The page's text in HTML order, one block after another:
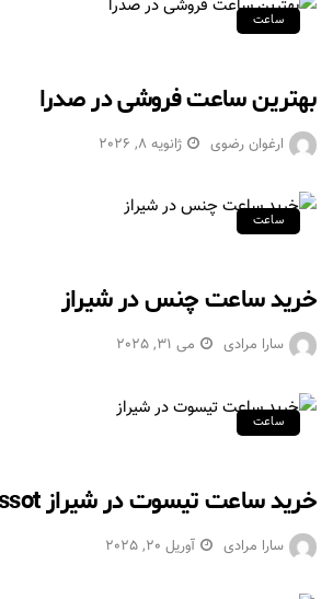
ساعت
بهترین ساعت فروشی در صدرا
ارغوان رضوی ژانویه 8, 2026
ساعت
خرید ساعت چنس در شیراز
سارا مرادی می 31, 2025
ساعت
خرید ساعت تیسوت در شیراز Tissot + آدرس
سارا مرادی آوریل 20, 2025